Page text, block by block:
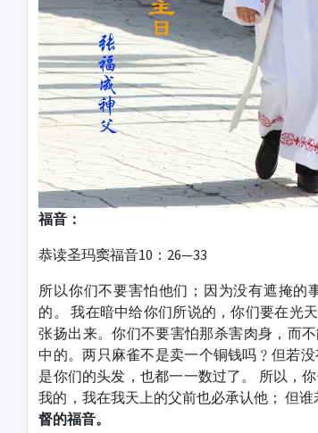
福音：
恭读圣玛窦福音10：26—33
所以你们不要害怕他们；因为没有遮掩的
的。 我在暗中给你们所说的，你们要在光
张扬出来。你们不要害怕那杀害肉身，而
中的。两只麻雀不是卖一个铜钱吗﹖但若
是你们的头发，也都一一数过了。 所以，
我的，我在我天上的父前也必承认他； 但
督的福音。